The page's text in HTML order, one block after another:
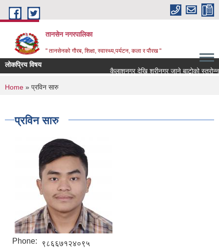
Skip to main content
तानसेन नगरपालिका
" तानसेनको गौरब, शिक्षा, स्वास्थ्य,पर्यटन, कला र पौरख "
लोकप्रिय विषय
You are here
Home » प्रविन सारु
प्रविन सारु
Phone:
९८६६७१२४०९५